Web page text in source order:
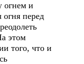
огнем и
перед
этом
того, что и